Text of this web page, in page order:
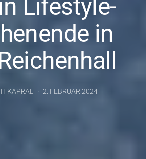
Lifestyle-
in
KAPRAL 2. FEBRUAR 2024